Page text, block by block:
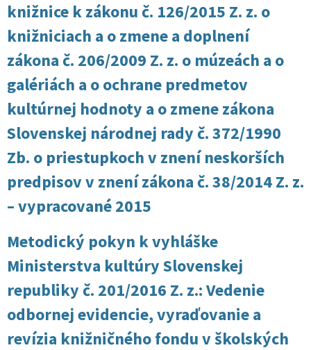
knižnice k zákonu č. 126/2015 Z. z. o
knižniciach a o zmene a doplnení
zákona č. 206/2009 Z. z. o múzeách a o
galériách a o ochrane predmetov
kultúrnej hodnoty a o zmene zákona
Slovenskej národnej rady č. 372/1990
Zb. o priestupkoch v znení neskorších
predpisov v znení zákona č. 38/2014 Z. z.
– vypracované 2015
Metodický pokyn k vyhláške
Ministerstva kultúry Slovenskej
republiky č. 201/2016 Z. z.: Vedenie
odbornej evidencie, vyraďovanie a
revízia knižničného fondu v školských